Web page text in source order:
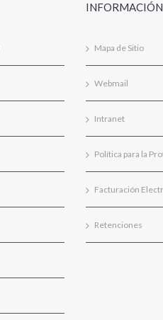
Mapa de Sitio
Webmail
Intranet
Política para la
Facturación
Retenciones